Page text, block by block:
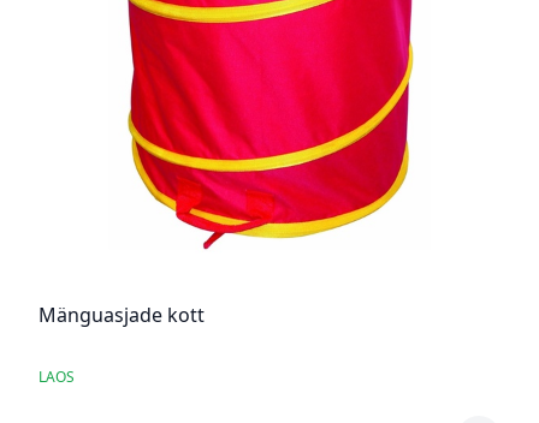
Mänguasjade kott
LAOS